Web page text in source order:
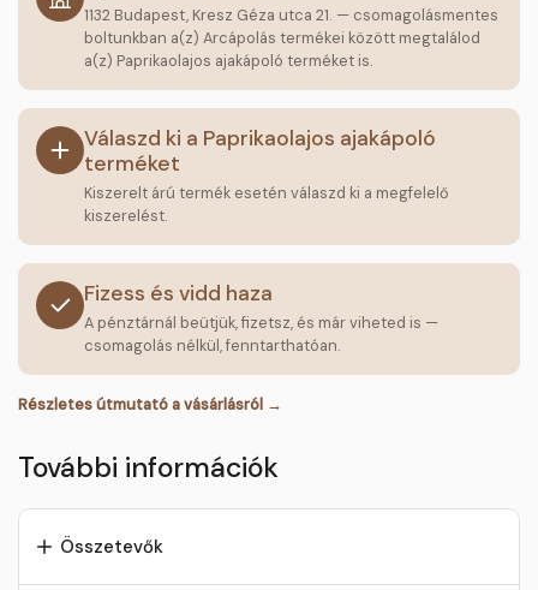
1132 Budapest, Kresz Géza utca 21. — csomagolásmentes
boltunkban a(z) Arcápolás termékei között megtalálod
a(z) Paprikaolajos ajakápoló terméket is.
Válaszd ki a Paprikaolajos ajakápoló
terméket
Kiszerelt árú termék esetén válaszd ki a megfelelő
kiszerelést.
Fizess és vidd haza
A pénztárnál beütjük, fizetsz, és már viheted is —
csomagolás nélkül, fenntarthatóan.
Részletes útmutató a vásárlásról →
További információk
Összetevők